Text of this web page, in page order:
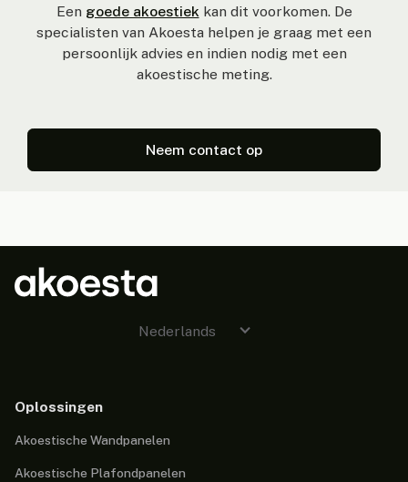
Een goede akoestiek kan dit voorkomen. De
specialisten van Akoesta helpen je graag met een
persoonlijk advies en indien nodig met een
akoestische meting.
Neem contact op
Nederlands
Oplossingen
Akoestische Wandpanelen
Akoestische Plafondpanelen